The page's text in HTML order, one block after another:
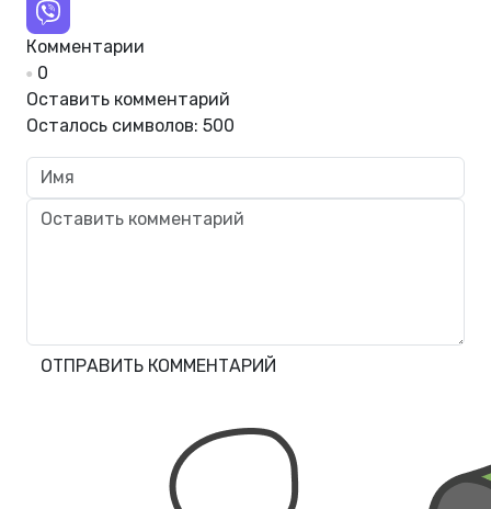
Комментарии
0
Оставить комментарий
Осталось символов: 500
ОТПРАВИТЬ КОММЕНТАРИЙ